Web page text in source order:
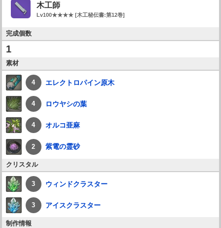
木工師
Lv100★★★★ [木工秘伝書:第12巻]
完成個数
1
素材
4 エレクトロパイン原木
4 ロウヤシの葉
4 オルコ亜麻
2 紫電の霊砂
クリスタル
3 ウィンドクラスター
3 アイスクラスター
制作情報